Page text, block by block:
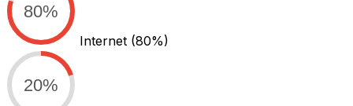
80%
Internet (80%)
20%